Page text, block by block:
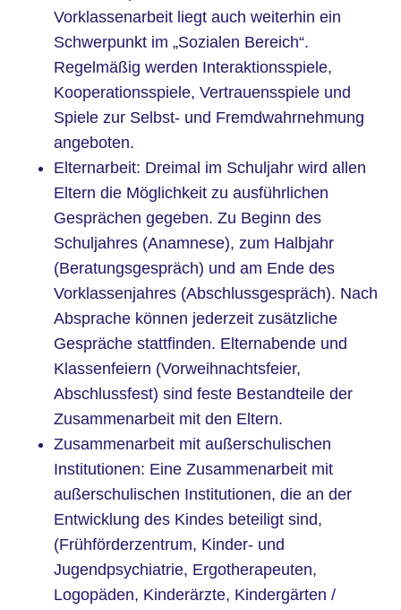
Vorklassenarbeit liegt auch weiterhin ein
Schwerpunkt im „Sozialen Bereich“.
Regelmäßig werden Interaktionsspiele,
Kooperationsspiele, Vertrauensspiele und
Spiele zur Selbst- und Fremdwahrnehmung
angeboten.
Elternarbeit: Dreimal im Schuljahr wird allen
Eltern die Möglichkeit zu ausführlichen
Gesprächen gegeben. Zu Beginn des
Schuljahres (Anamnese), zum Halbjahr
(Beratungsgespräch) und am Ende des
Vorklassenjahres (Abschlussgespräch). Nach
Absprache können jederzeit zusätzliche
Gespräche stattfinden. Elternabende und
Klassenfeiern (Vorweihnachtsfeier,
Abschlussfest) sind feste Bestandteile der
Zusammenarbeit mit den Eltern.
Zusammenarbeit mit außerschulischen
Institutionen: Eine Zusammenarbeit mit
außerschulischen Institutionen, die an der
Entwicklung des Kindes beteiligt sind,
(Frühförderzentrum, Kinder- und
Jugendpsychiatrie, Ergotherapeuten,
Logopäden, Kinderärzte, Kindergärten /